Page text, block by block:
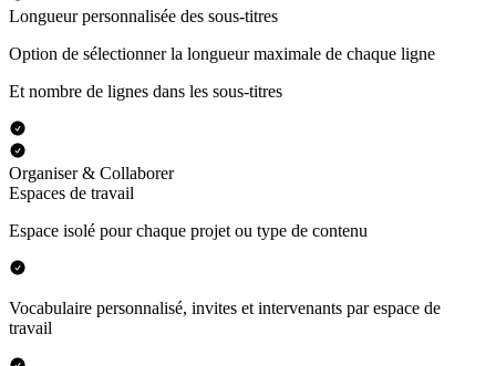
Longueur personnalisée des sous-titres
Option de sélectionner la longueur maximale de chaque ligne
Et nombre de lignes dans les sous-titres
Organiser & Collaborer
Espaces de travail
Espace isolé pour chaque projet ou type de contenu
Vocabulaire personnalisé, invites et intervenants par espace de
travail